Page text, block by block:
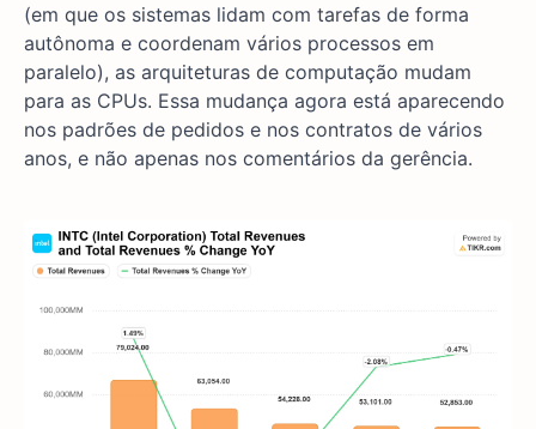
(em que os sistemas lidam com tarefas de forma
autônoma e coordenam vários processos em
paralelo), as arquiteturas de computação mudam
para as CPUs. Essa mudança agora está aparecendo
nos padrões de pedidos e nos contratos de vários
anos, e não apenas nos comentários da gerência.